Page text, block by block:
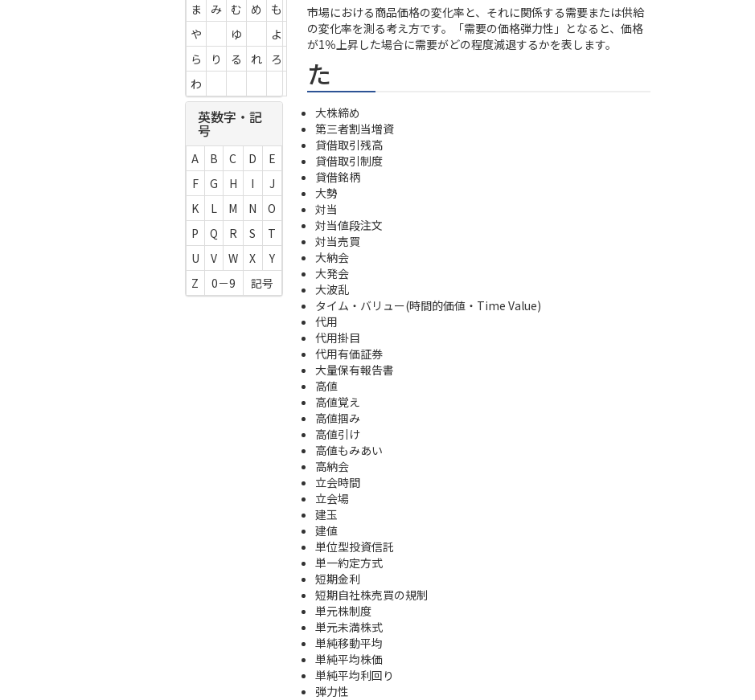
市場における商品価格の変化率と、それに関係する需要または供給
の変化率を測る考え方です。「需要の価格弾力性」となると、価格
が1％上昇した場合に需要がどの程度減退するかを表します。
た
大株締め
第三者割当増資
貸借取引残高
貸借取引制度
貸借銘柄
大勢
対当
対当値段注文
対当売買
大納会
大発会
大波乱
タイム・バリュー(時間的価値・Time Value)
代用
代用掛目
代用有価証券
大量保有報告書
高値
高値覚え
高値掴み
高値引け
高値もみあい
高納会
立会時間
立会場
建玉
建値
単位型投資信託
単一約定方式
短期金利
短期自社株売買の規制
単元株制度
単元未満株式
単純移動平均
単純平均株価
単純平均利回り
弾力性
ま
み む め
も
や
ゆ
よ
ら
り る れ
ろ
わ
英数字・記
号
A B C D
E
F
G H I
J
K
L M N
O
P
Q R S
T
U
V W X
Y
Z
0－9 記号